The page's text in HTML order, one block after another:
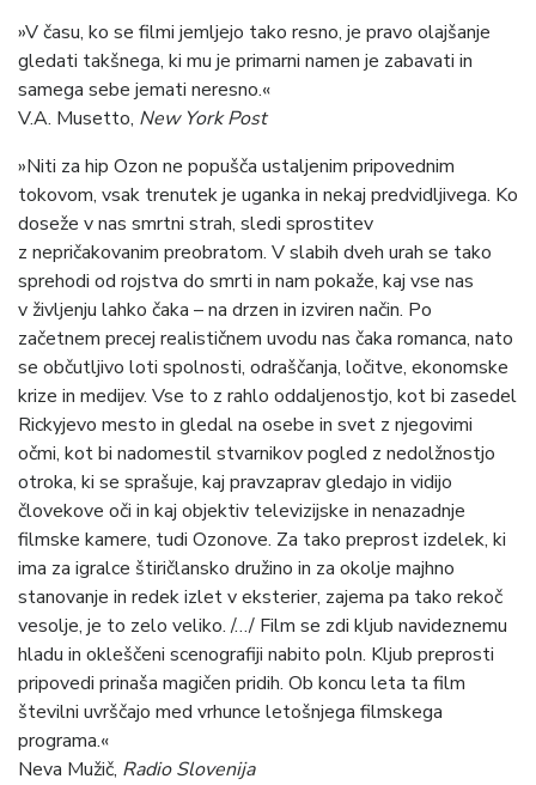
»V času, ko se filmi jemljejo tako resno, je pravo olajšanje
gledati takšnega, ki mu je primarni namen je zabavati in
samega sebe jemati neresno.«
V.A. Musetto, New York Post
»Niti za hip Ozon ne popušča ustaljenim pripovednim
tokovom, vsak trenutek je uganka in nekaj predvidljivega. Ko
doseže v nas smrtni strah, sledi sprostitev
z nepričakovanim preobratom. V slabih dveh urah se tako
sprehodi od rojstva do smrti in nam pokaže, kaj vse nas
v življenju lahko čaka – na drzen in izviren način. Po
začetnem precej realističnem uvodu nas čaka romanca, nato
se občutljivo loti spolnosti, odraščanja, ločitve, ekonomske
krize in medijev. Vse to z rahlo oddaljenostjo, kot bi zasedel
Rickyjevo mesto in gledal na osebe in svet z njegovimi
očmi, kot bi nadomestil stvarnikov pogled z nedolžnostjo
otroka, ki se sprašuje, kaj pravzaprav gledajo in vidijo
človekove oči in kaj objektiv televizijske in nenazadnje
filmske kamere, tudi Ozonove. Za tako preprost izdelek, ki
ima za igralce štiričlansko družino in za okolje majhno
stanovanje in redek izlet v eksterier, zajema pa tako rekoč
vesolje, je to zelo veliko. /…/ Film se zdi kljub navideznemu
hladu in okleščeni scenografiji nabito poln. Kljub preprosti
pripovedi prinaša magičen pridih. Ob koncu leta ta film
številni uvrščajo med vrhunce letošnjega filmskega
programa.«
Neva Mužič, Radio Slovenija